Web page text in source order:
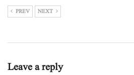
PREV NEXT
Leave a reply